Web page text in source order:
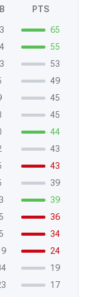
PTS
65
55
53
49
45
45
44
43
43
39
39
36
34
24
19
17